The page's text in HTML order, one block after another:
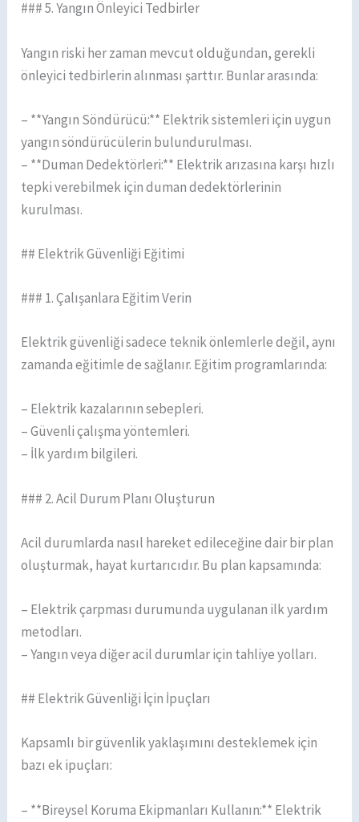
### 5. Yangın Önleyici Tedbirler
Yangın riski her zaman mevcut olduğundan, gerekli
önleyici tedbirlerin alınması şarttır. Bunlar arasında:
– **Yangın Söndürücü:** Elektrik sistemleri için uygun
yangın söndürücülerin bulundurulması.
– **Duman Dedektörleri:** Elektrik arızasına karşı hızlı
tepki verebilmek için duman dedektörlerinin
kurulması.
## Elektrik Güvenliği Eğitimi
### 1. Çalışanlara Eğitim Verin
Elektrik güvenliği sadece teknik önlemlerle değil, aynı
zamanda eğitimle de sağlanır. Eğitim programlarında:
– Elektrik kazalarının sebepleri.
– Güvenli çalışma yöntemleri.
– İlk yardım bilgileri.
### 2. Acil Durum Planı Oluşturun
Acil durumlarda nasıl hareket edileceğine dair bir plan
oluşturmak, hayat kurtarıcıdır. Bu plan kapsamında:
– Elektrik çarpması durumunda uygulanan ilk yardım
metodları.
– Yangın veya diğer acil durumlar için tahliye yolları.
## Elektrik Güvenliği İçin İpuçları
Kapsamlı bir güvenlik yaklaşımını desteklemek için
bazı ek ipuçları:
– **Bireysel Koruma Ekipmanları Kullanın:** Elektrik